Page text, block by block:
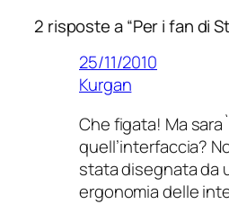
2 risposte a “Per i fan di
25/11/2010
Kurgan
Che figata! Ma
quell’interfaccia?
stata disegnata da
ergonomia delle